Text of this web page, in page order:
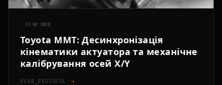
:: 13.02.2026
Toyota MMT: Десинхронізація
кінематики актуатора та механічне
калібрування осей X/Y
READ_PROTOCOL →